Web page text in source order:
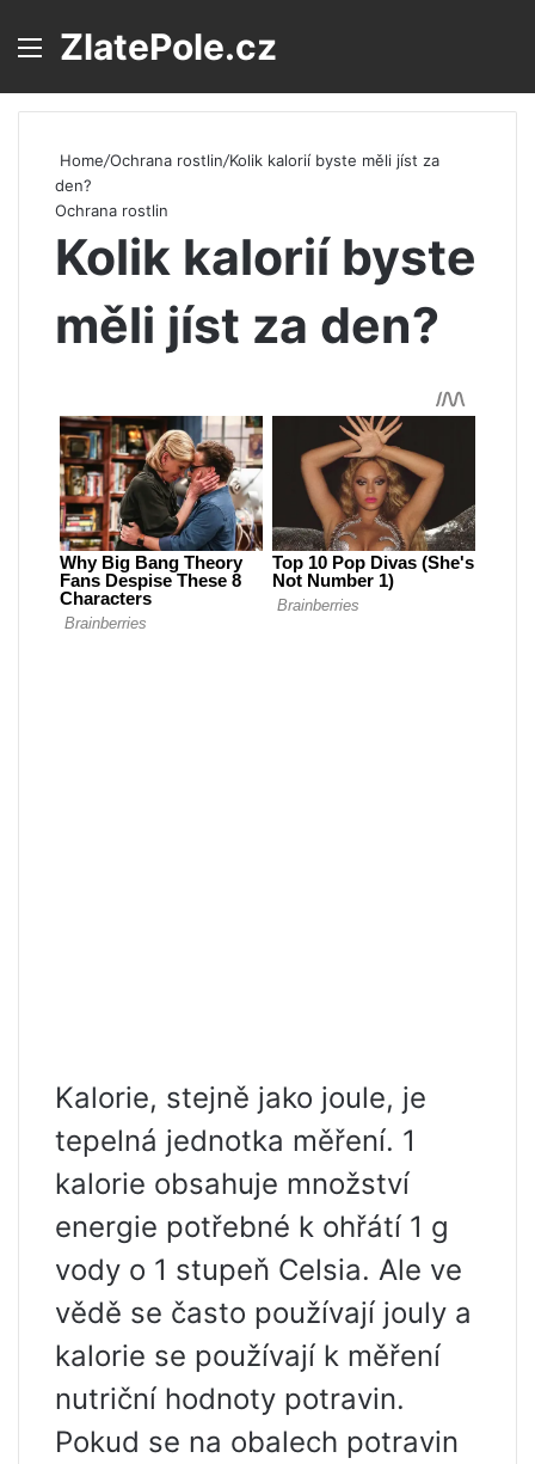
Menu
ZlatePole.cz
Home/Ochrana rostlin/Kolik kalorií byste měli jíst za
den?
Ochrana rostlin
Kolik kalorií byste
měli jíst za den?
Kalorie, stejně jako joule, je
tepelná jednotka měření. 1
kalorie obsahuje množství
energie potřebné k ohřátí 1 g
vody o 1 stupeň Celsia. Ale ve
vědě se často používají jouly a
kalorie se používají k měření
nutriční hodnoty potravin.
Pokud se na obalech potravin